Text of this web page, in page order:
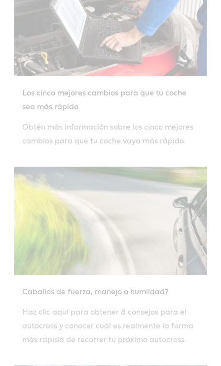
Los cinco mejores cambios para que tu coche
sea más rápido
Obtén más información sobre los cinco mejores
cambios para que tu coche vaya más rápido.
Caballos de fuerza, manejo o humildad?
Haz clic aquí para obtener 8 consejos para el
autocross y conocer cuál es realmente la forma
más rápida de recorrer tu próximo autocross.